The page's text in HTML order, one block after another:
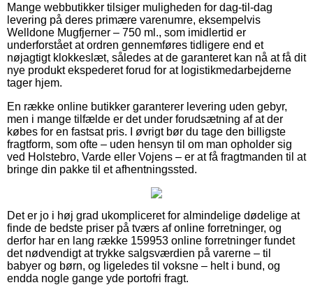
Mange webbutikker tilsiger muligheden for dag-til-dag
levering på deres primære varenumre, eksempelvis
Welldone Mugfjerner – 750 ml., som imidlertid er
underforstået at ordren gennemføres tidligere end et
nøjagtigt klokkeslæt, således at de garanteret kan nå at få dit
nye produkt ekspederet forud for at logistikmedarbejderne
tager hjem.
En række online butikker garanterer levering uden gebyr,
men i mange tilfælde er det under forudsætning af at der
købes for en fastsat pris. I øvrigt bør du tage den billigste
fragtform, som ofte – uden hensyn til om man opholder sig
ved Holstebro, Varde eller Vojens – er at få fragtmanden til at
bringe din pakke til et afhentningssted.
Det er jo i høj grad ukompliceret for almindelige dødelige at
finde de bedste priser på tværs af online forretninger, og
derfor har en lang række 159953 online forretninger fundet
det nødvendigt at trykke salgsværdien på varerne – til
babyer og børn, og ligeledes til voksne – helt i bund, og
endda nogle gange yde portofri fragt.